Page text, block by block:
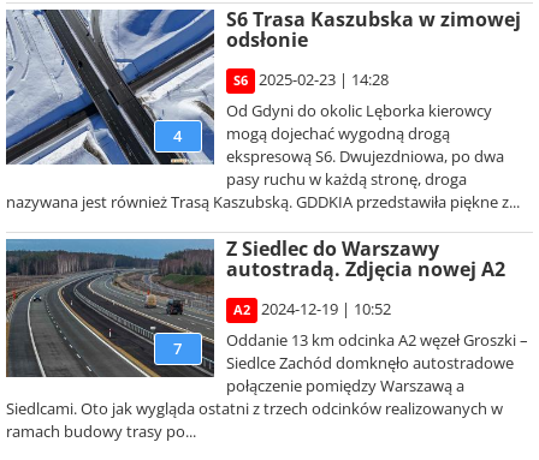
4
S6 Trasa Kaszubska w zimowej
odsłonie
S6
2025-02-23 | 14:28
Od Gdyni do okolic Lęborka kierowcy
mogą dojechać wygodną drogą
ekspresową S6. Dwujezdniowa, po dwa
pasy ruchu w każdą stronę, droga
nazywana jest również Trasą Kaszubską. GDDKIA przedstawiła piękne z...
7
Z Siedlec do Warszawy
autostradą. Zdjęcia nowej A2
A2
2024-12-19 | 10:52
Oddanie 13 km odcinka A2 węzeł Groszki –
Siedlce Zachód domknęło autostradowe
połączenie pomiędzy Warszawą a
Siedlcami. Oto jak wygląda ostatni z trzech odcinków realizowanych w
ramach budowy trasy po...